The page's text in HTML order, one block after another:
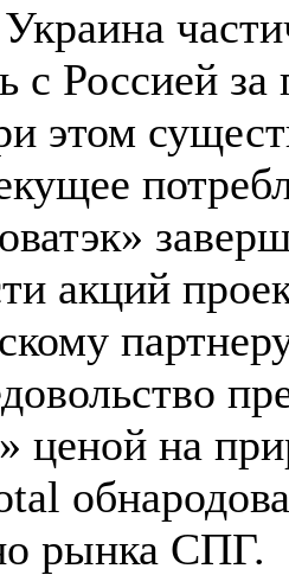
с Россией
этом
акций
ценой на
рынка СПГ.